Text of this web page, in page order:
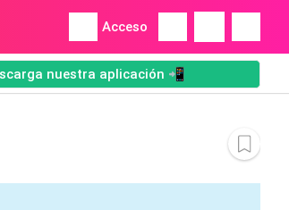
Acceso
nuestra aplicación 📲